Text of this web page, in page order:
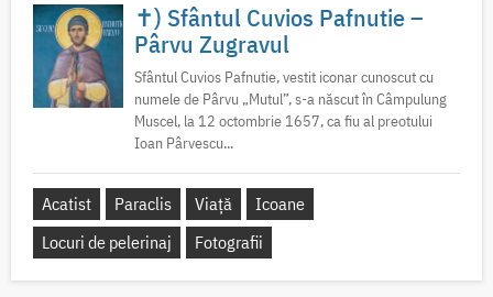
✝) Sfântul Cuvios Pafnutie –
Pârvu Zugravul
Sfântul Cuvios Pafnutie, vestit iconar cunoscut cu
numele de Pârvu „Mutul”, s-a născut în Câmpulung
Muscel, la 12 octombrie 1657, ca fiu al preotului
Ioan Pârvescu...
Acatist Paraclis Viață
Icoane
Locuri de pelerinaj
Fotografii